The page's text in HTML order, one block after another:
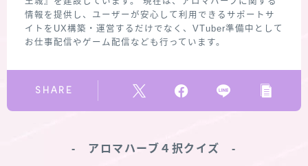
情報を提供し、ユーザーが安心して利用できるサポートサ
イトをUX構築・運営するだけでなく、VTuber準備中として
お仕事配信やゲーム配信なども行っています。
SHARE
‐ アロマハーブ４択クイズ ‐